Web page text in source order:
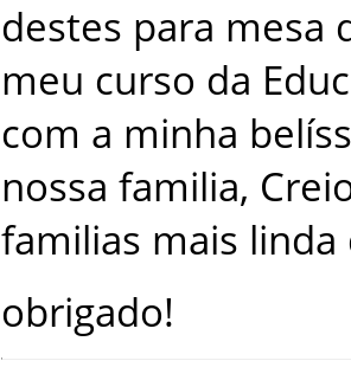
destes para mesa
meu curso da
com a minha
nossa familia,
familias mais linda
obrigado!